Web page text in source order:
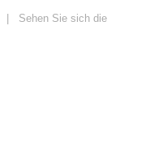
Sehen Sie sich die